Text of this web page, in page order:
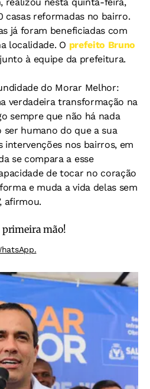
casas reformadas no bairro.
já foram beneficiadas com
localidade. O prefeito Bruno
à equipe da prefeitura.
do Morar Melhor:
verdadeira transformação na
sempre que não há nada
humano do que a sua
intervenções nos bairros, em
se compara a esse
de tocar no coração
e muda a vida delas sem
afirmou.
primeira mão!